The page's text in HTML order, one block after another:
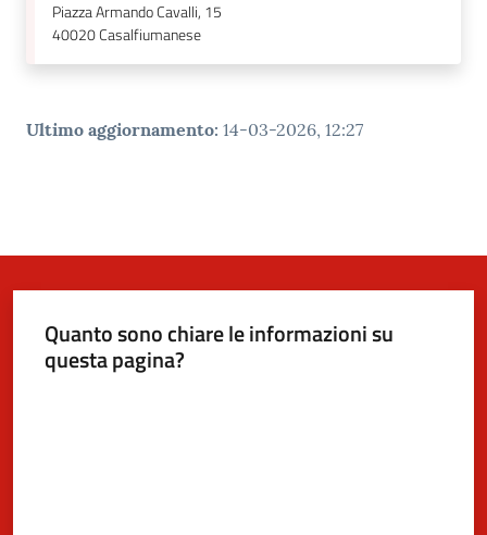
Piazza Armando Cavalli, 15
40020Casalfiumanese
Ultimo aggiornamento: 14-03-2026, 12:27
Quanto sono chiare le informazioni su
questa pagina?